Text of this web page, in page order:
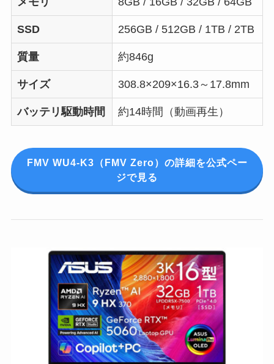
SSD 256GB / 512GB / 1TB / 2TB
質量 約846g
サイズ 308.8×209×16.3～17.8mm
バッテリ駆動時間 約14時間（動画再生）
FMV WU4-K3（FMV Zero）の詳細を公式ペー
ジで見る